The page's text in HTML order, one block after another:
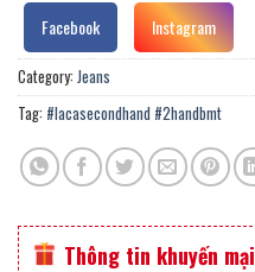
Facebook Instagram
Category: Jeans
Tag: #lacasecondhand #2handbmt
Thông tin khuyến mại